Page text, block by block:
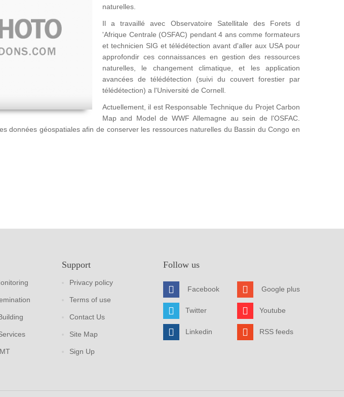
naturelles.
Il a travaillé avec Observatoire Satellitale des Forets d
'Afrique Centrale (OSFAC) pendant 4 ans comme formateurs
et technicien SIG et télédétection avant d'aller aux USA pour
approfondir ces connaissances en gestion des ressources
naturelles, le changement climatique, et les application
avancées de télédétection (suivi du couvert forestier par
télédétection) a l'Université de Cornell.
Actuellement, il est Responsable Technique du Projet Carbon
Map and Model de WWF Allemagne au sein de l'OSFAC.
données géospatiales afin de conserver les ressources naturelles du Bassin du Congo en
Support
Privacy policy
Terms of use
Contact Us
Site Map
Sign Up
Follow us
Facebook
Twitter
Linkedin
Google plus
Youtube
RSS feeds